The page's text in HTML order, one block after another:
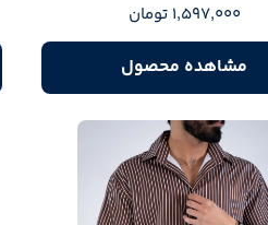
1,597,000 تومان
مشاهده محصول